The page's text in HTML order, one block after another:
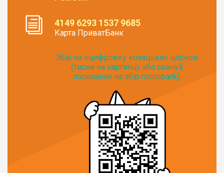
4149 6293 1537 9685
Карта ПриватБанк
Збір на оцифровку козацьких церков
(тисни на картинці, або скануй
посилання на збір monobank):